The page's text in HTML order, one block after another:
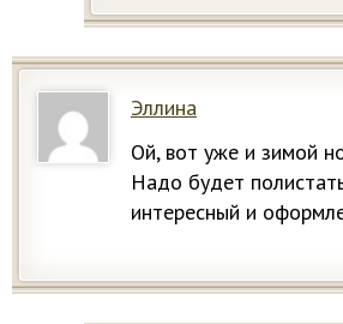
Эллина
Ой, вот уже и зимой
Надо будет
интересный и